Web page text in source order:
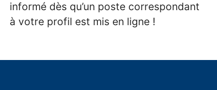
informé dès qu’un poste correspondant
à votre profil est mis en ligne !